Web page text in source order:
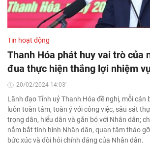
Tin hoạt động
Thanh Hóa phát huy vai trò của
đua thực hiện thắng lợi nhiệm
20/02/2024 14:03'
Lãnh đạo Tỉnh uỷ Thanh Hóa đề nghị, mỗi cán
luôn toàn tâm, toàn ý với công việc, sâu sát
trọng dân, hiểu dân và gắn bó với Nhân dân;
nắm bắt tình hình Nhân dân, quan tâm tháo
bức xúc và đòi hỏi chính đáng của Nhân dân.